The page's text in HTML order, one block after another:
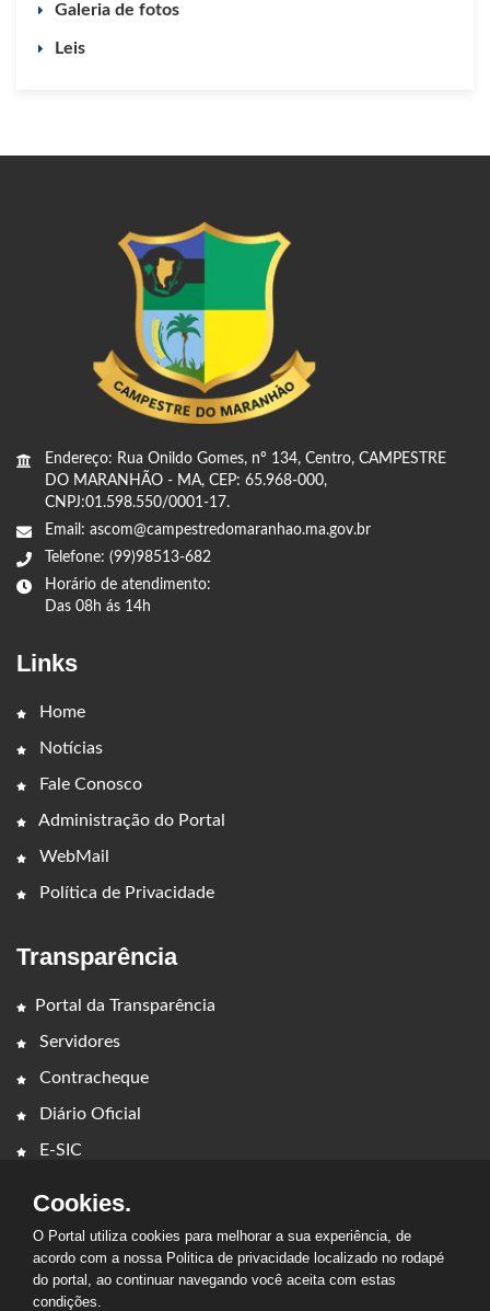
Galeria de fotos
Leis
Endereço: Rua Onildo Gomes, nº 134, Centro, CAMPESTRE
DO MARANHÃO - MA, CEP: 65.968-000,
CNPJ:01.598.550/0001-17.
Email: ascom@campestredomaranhao.ma.gov.br
Telefone: (99)98513-682
Horário de atendimento:
Das 08h ás 14h
Links
Home
Notícias
Fale Conosco
Administração do Portal
WebMail
Política de Privacidade
Transparência
Portal da Transparência
Servidores
Contracheque
Diário Oficial
E-SIC
Cookies.
O Portal utiliza cookies para melhorar a sua experiência, de
acordo com a nossa Politica de privacidade localizado no rodapé
do portal, ao continuar navegando você aceita com estas
condições.
2026 - PREFEITURA MUNICIPAL DE CAMPESTRE DO